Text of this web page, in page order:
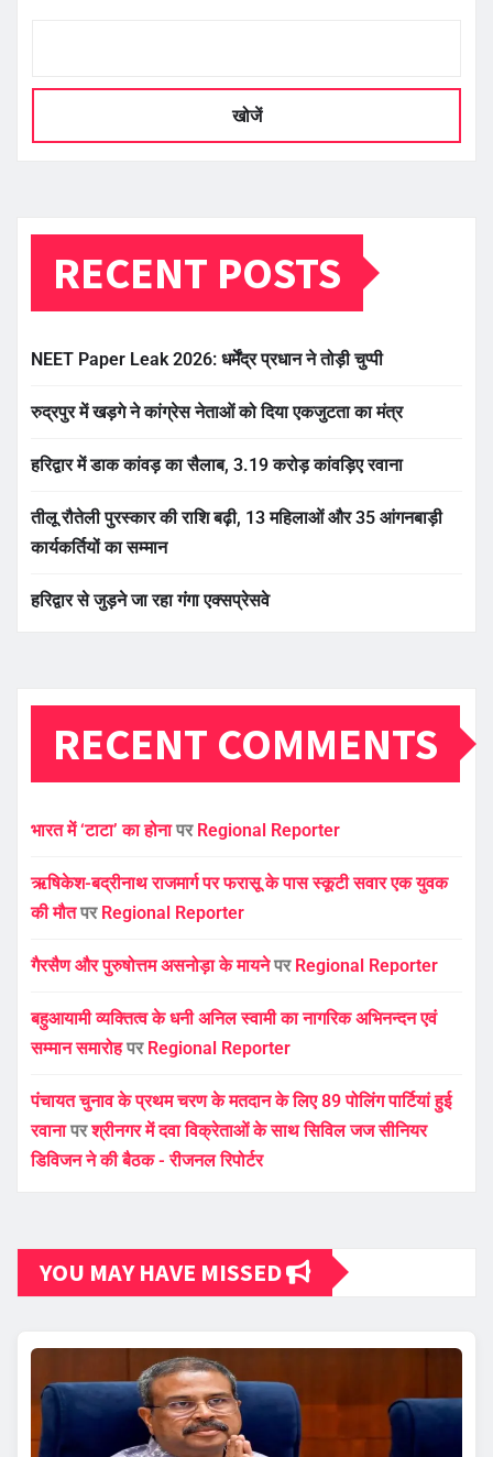
खोजें
RECENT POSTS
NEET Paper Leak 2026: धर्मेंद्र प्रधान ने तोड़ी चुप्पी
रुद्रपुर में खड़गे ने कांग्रेस नेताओं को दिया एकजुटता का मंत्र
हरिद्वार में डाक कांवड़ का सैलाब, 3.19 करोड़ कांवड़िए रवाना
तीलू रौतेली पुरस्कार की राशि बढ़ी, 13 महिलाओं और 35 आंगनबाड़ी
कार्यकर्तियों का सम्मान
हरिद्वार से जुड़ने जा रहा गंगा एक्सप्रेसवे
RECENT COMMENTS
भारत में ‘टाटा’ का होनापर Regional Reporter
ऋषिकेश-बद्रीनाथ राजमार्ग पर फरासू के पास स्कूटी सवार एक युवक
की मौतपर Regional Reporter
गैरसैण और पुरुषोत्तम असनोड़ा के मायनेपर Regional Reporter
बहुआयामी व्यक्तित्व के धनी अनिल स्वामी का नागरिक अभिनन्दन एवं
सम्मान समारोहपर Regional Reporter
पंचायत चुनाव के प्रथम चरण के मतदान के लिए 89 पोलिंग पार्टियां हुई
रवानापरश्रीनगर में दवा विक्रेताओं के साथ सिविल जज सीनियर
डिविजन ने की बैठक - रीजनल रिपोर्टर
YOU MAY HAVE MISSED